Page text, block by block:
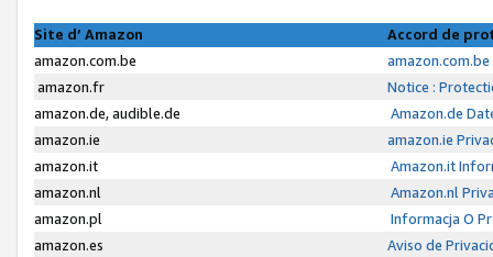
Site d’ Amazon
Accord de
amazon.com.be
amazon.fr
Notice :
amazon.de, audible.de
Amazon.de
amazon.ie
amazon.ie
amazon.it
Amazon.it
amazon.nl
Amazon.nl
amazon.pl
Informacja O
amazon.es
Aviso de